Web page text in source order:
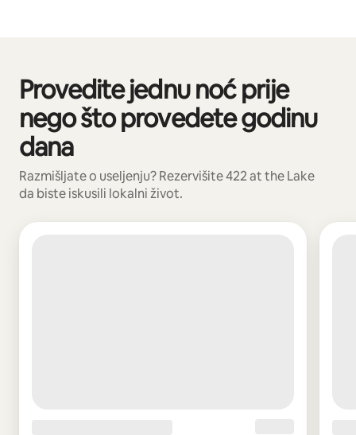
Provedite jednu noć prije
nego što provedete godinu
dana
Razmišljate o useljenju? Rezervišite 422 at the Lake
da biste iskusili lokalni život.
Prikazano 0 od 0 stavki